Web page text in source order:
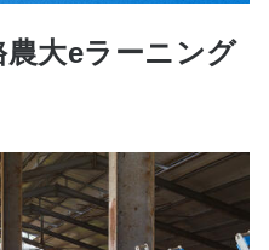
大eラーニング